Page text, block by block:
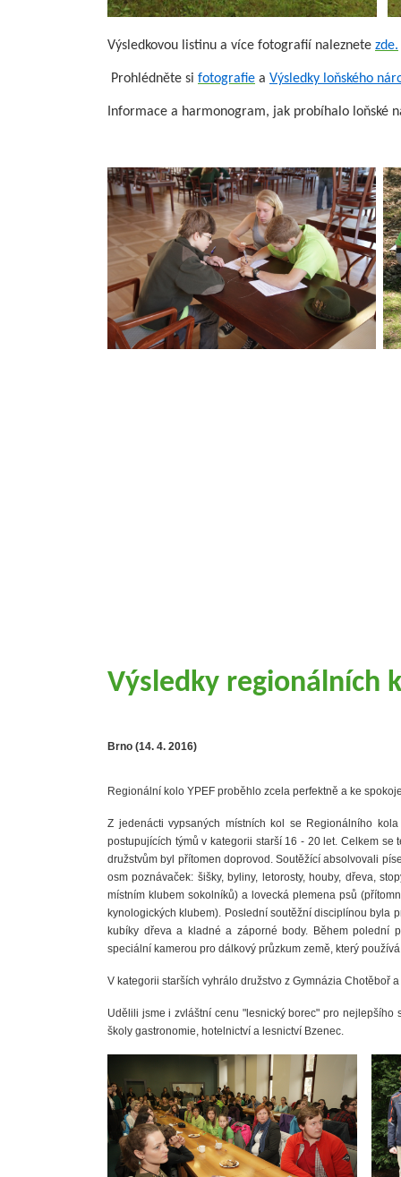
Výsledkovou listinu a více fotografií naleznete zde.
Prohlédněte si fotografie a Výsledky loňského
Informace a harmonogram, jak probíhalo loňské
Výsledky regionálních
Brno (14. 4. 2016)
Regionální kolo YPEF proběhlo zcela perfektně a ke
Z jedenácti vypsaných místních kol se Regionálního
postupujících týmů v kategorii starší 16 - 20 let. Celkem
družstvům byl přítomen doprovod. Soutěžící absolvovali
osm poznávaček: šišky, byliny, letorosty, houby, dřeva,
místním klubem sokolníků) a lovecká plemena psů
kynologických klubem). Poslední soutěžní disciplínou byla
kubíky dřeva a kladné a záporné body. Během polední
speciální kamerou pro dálkový průzkum země, který
V kategorii starších vyhrálo družstvo z Gymnázia Chotěboř
Udělili jsme i zvláštní cenu "lesnický borec" pro nejlepšího
školy gastronomie, hotelnictví a lesnictví Bzenec.